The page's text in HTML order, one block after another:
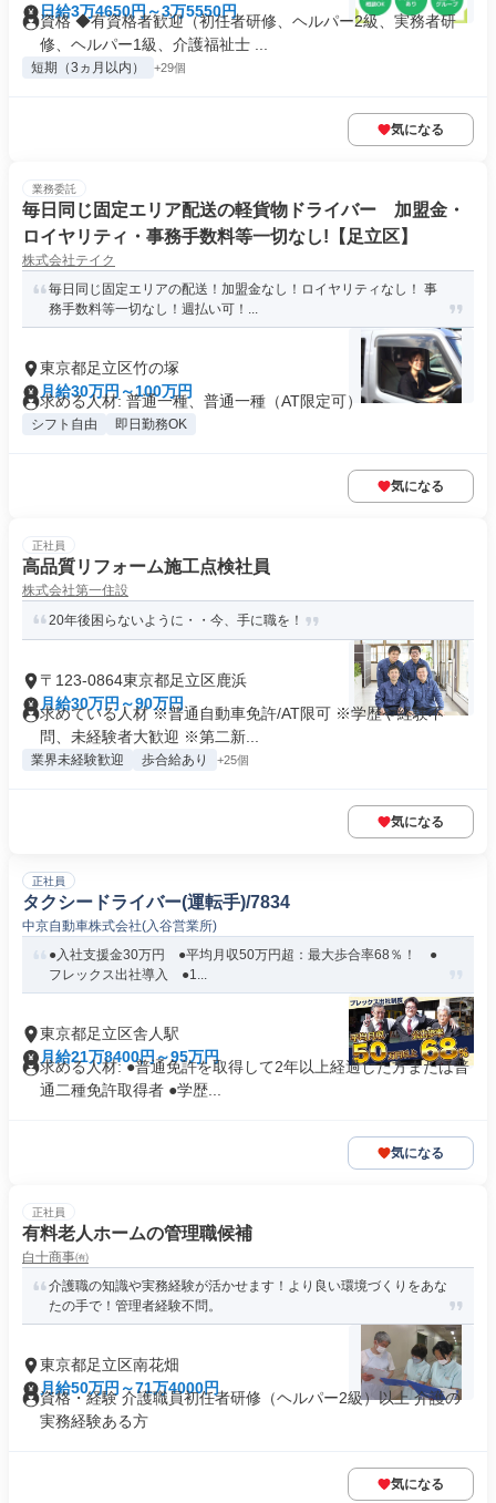
日給3万4650円～3万5550円
資格 ◆有資格者歓迎（初任者研修、ヘルパー2級、実務者研
修、ヘルパー1級、介護福祉士 ...
短期（3ヵ月以内） +29個
気になる
業務委託
毎日同じ固定エリア配送の軽貨物ドライバー 加盟金・
ロイヤリティ・事務手数料等一切なし!【足立区】
株式会社テイク
毎日同じ固定エリアの配送！加盟金なし！ロイヤリティなし！ 事
務手数料等一切なし！週払い可！...
東京都足立区竹の塚
月給30万円～100万円
求める人材: 普通一種、普通一種（AT限定可）
シフト自由 即日勤務OK
気になる
正社員
高品質リフォーム施工点検社員
株式会社第一住設
20年後困らないように・・今、手に職を！
〒123-0864東京都足立区鹿浜
月給30万円～90万円
求めている人材 ※普通自動車免許/AT限可 ※学歴や経験不
問、未経験者大歓迎 ※第二新...
業界未経験歓迎 歩合給あり +25個
気になる
正社員
タクシードライバー(運転手)/7834
中京自動車株式会社(入谷営業所)
●入社支援金30万円 ●平均月収50万円超：最大歩合率68％！ ●
フレックス出社導入 ●1...
東京都足立区舎人駅
月給21万8400円～95万円
求める人材: ●普通免許を取得して2年以上経過した方または普
通二種免許取得者 ●学歴...
気になる
正社員
有料老人ホームの管理職候補
白十商事㈲
介護職の知識や実務経験が活かせます！より良い環境づくりをあな
たの手で！管理者経験不問。
東京都足立区南花畑
月給50万円～71万4000円
資格・経験 介護職員初任者研修（ヘルパー2級）以上 介護の
実務経験ある方
気になる